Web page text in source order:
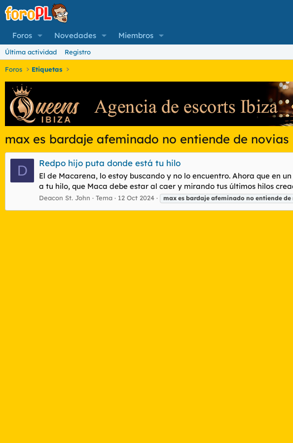
Foros Novedades Miembros
Última actividad Registro
Foros Etiquetas
max es bardaje afeminado no entiende de novias
D Redpo hijo puta donde está tu hilo
El de Macarena, lo estoy buscando y no lo encuentro. Ahora que en
a tu hilo, que Maca debe estar al caer y mirando tus últimos hilos
Deacon St. John Tema 12 Oct 2024 max es bardaje afeminado no entiende de